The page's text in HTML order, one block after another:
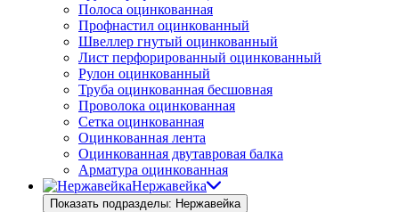
Полоса оцинкованная
Профнастил оцинкованный
Швеллер гнутый оцинкованный
Лист перфорированный оцинкованный
Рулон оцинкованный
Труба оцинкованная бесшовная
Проволока оцинкованная
Сетка оцинкованная
Оцинкованная лента
Оцинкованная двутавровая балка
Арматура оцинкованная
Нержавейка
Показать подразделы: Нержавейка